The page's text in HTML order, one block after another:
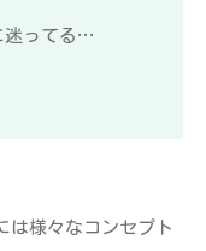
迷ってる…
は様々なコンセプト